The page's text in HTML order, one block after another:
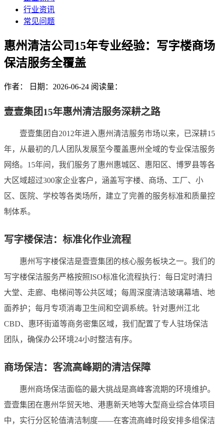
行业资讯
常见问题
惠州清洁公司15年专业经验：写字楼商场
保洁服务全覆盖
作者： 日期：2026-06-24 阅读量：
壹壹集团15年惠州清洁服务深耕之路
壹壹集团自2012年进入惠州清洁服务市场以来，已深耕15
年，从最初的几人团队发展至今覆盖惠州全域的专业保洁服务
网络。15年间，我们服务了惠州惠城区、惠阳区、博罗县等各
大区域超过300家企业客户，涵盖写字楼、商场、工厂、小
区、医院、学校等各类场所，建立了完善的服务标准和质量控
制体系。
写字楼保洁：标准化作业流程
惠州写字楼保洁是壹壹集团的核心服务板块之一。我们的
写字楼保洁服务严格按照ISO标准化流程执行：每日定时清扫
大堂、走廊、电梯间等公共区域；每周深度清洁玻璃幕墙、地
面养护；每月专项消毒卫生间和空调系统。针对惠州江北
CBD、惠环街道等商务密集区域，我们配置了专人驻场保洁
团队，确保办公环境24小时整洁有序。
商场保洁：客流高峰期的清洁保障
惠州商场保洁面临的最大挑战是高峰客流期的环境维护。
壹壹集团在惠州华贸天地、港惠新天地等大型商业综合体项目
中，实行分区轮值清洁制度——在客流高峰时段安排多组保洁